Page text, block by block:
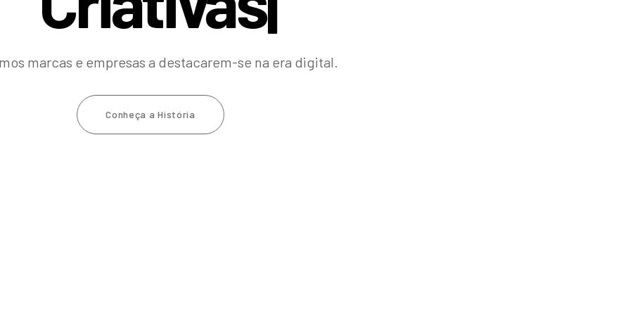
marcas e empresas a destacarem-se na era digital.
Conheça a História